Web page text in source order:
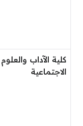
كلية الآداب والعلوم
الاجتماعية